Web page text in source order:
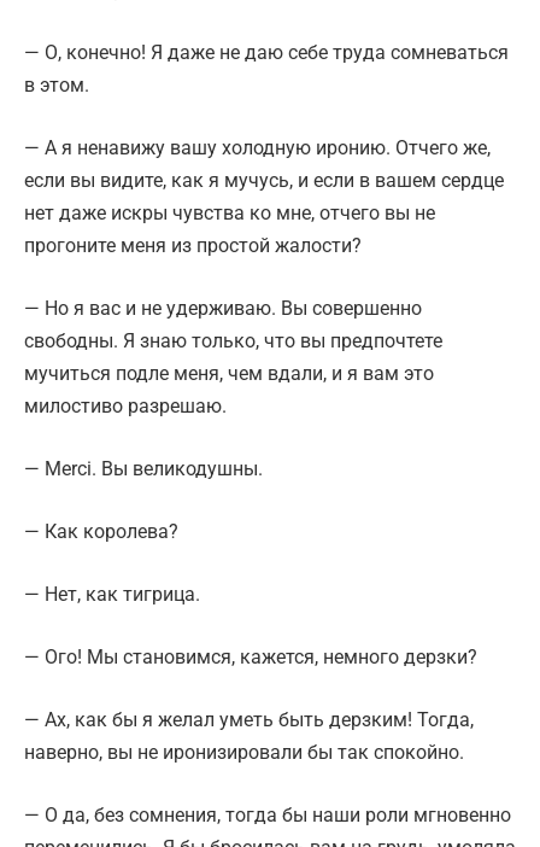
— О, конечно! Я даже не даю себе труда сомневаться
в этом.
— А я ненавижу вашу холодную иронию. Отчего же,
если вы видите, как я мучусь, и если в вашем сердце
нет даже искры чувства ко мне, отчего вы не
прогоните меня из простой жалости?
— Но я вас и не удерживаю. Вы совершенно
свободны. Я знаю только, что вы предпочтете
мучиться подле меня, чем вдали, и я вам это
милостиво разрешаю.
— Merci. Вы великодушны.
— Как королева?
— Нет, как тигрица.
— Ого! Мы становимся, кажется, немного дерзки?
— Ах, как бы я желал уметь быть дерзким! Тогда,
наверно, вы не иронизировали бы так спокойно.
— О да, без сомнения, тогда бы наши роли мгновенно